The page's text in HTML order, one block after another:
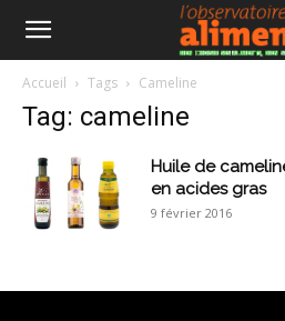
Accueil Tags Cameline
Tag: cameline
Huile de
en acides gras
9 février 2016